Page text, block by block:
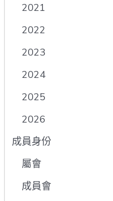
2021
2022
2023
2024
2025
2026
成員身份
屬會
成員會